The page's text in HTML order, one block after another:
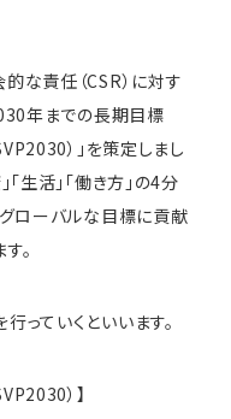
な責任（CSR）に対す
年までの長期目標
）」を策定しまし
「生活」「働き方」の4分
ローバルな目標に貢献
。
っていくといいます。
）】